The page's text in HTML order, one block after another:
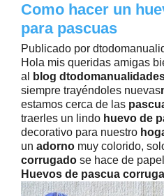
Como hacer un
para pascuas
Publicado por
Hola mis queridas amigas
al
blog
siempre trayéndoles nuevas
estamos cerca de las
traerles un lindo huevo de
decorativo para nuestro
un adorno muy colorido,
corrugado se hace de papel
Huevos de pascua